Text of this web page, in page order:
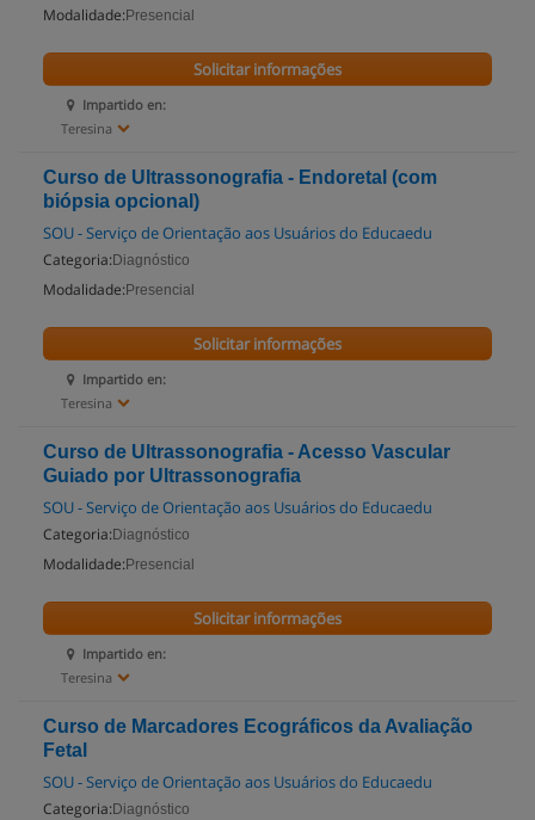
Modalidade: Presencial
Impartido en:
Teresina
Solicitar informações
Curso de Ultrassonografia - Endoretal (com
biópsia opcional)
SOU - Serviço de Orientação aos Usuários do Educaedu
Categoria: Diagnóstico
Modalidade: Presencial
Impartido en:
Teresina
Solicitar informações
Curso de Ultrassonografia - Acesso Vascular
Guiado por Ultrassonografia
SOU - Serviço de Orientação aos Usuários do Educaedu
Categoria: Diagnóstico
Modalidade: Presencial
Impartido en:
Teresina
Solicitar informações
Curso de Marcadores Ecográficos da Avaliação
Fetal
SOU - Serviço de Orientação aos Usuários do Educaedu
Categoria: Diagnóstico